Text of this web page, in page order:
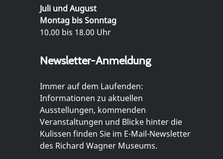
Juli und August
Montag bis Sonntag
10.00 bis 18.00 Uhr
Newsletter-Anmeldung
Immer auf dem Laufenden:
Informationen zu aktuellen
Ausstellungen, kommenden
Veranstaltungen und Blicke hinter die
Kulissen finden Sie im E-Mail-Newsletter
des Richard Wagner Museums.